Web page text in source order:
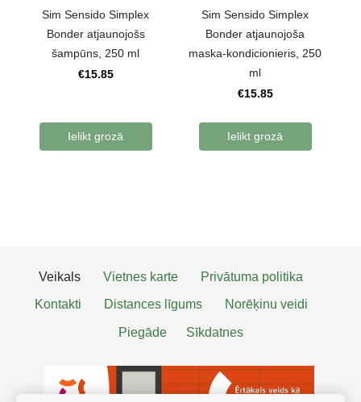
Sim Sensido Simplex
Bonder atjaunojošs
šampūns, 250 ml
€15.85
Ielikt grozā
Sim Sensido Simplex
Bonder atjaunojoša
maska-kondicionieris, 250
ml
€15.85
Ielikt grozā
Veikals Vietnes karte Privātuma politika
Kontakti Distances līgums Norēķinu veidi
Piegāde Sīkdatnes